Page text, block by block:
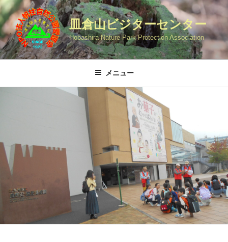
コ
ン
テ
ン
ツ
皿倉山ビジターセンター
Hobashira Nature Park Protection Association
メニュー